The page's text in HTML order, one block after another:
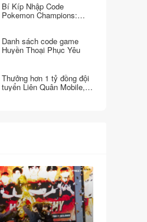
Bí Kíp Nhập Code
Pokemon Champions:
Danh sách code game
Huyền Thoại Phục Yêu
Thưởng hơn 1 tỷ đồng đội
tuyển Liên Quân Mobile,